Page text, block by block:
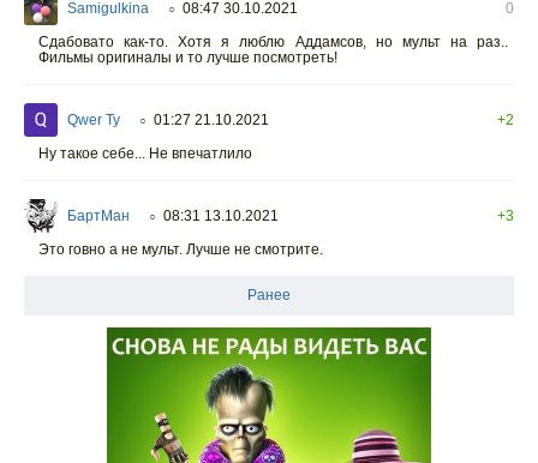
Samigulkina ○ 08:47 30.10.2021
0
Сдабовато как-то. Хотя я люблю Аддамсов, но мульт на раз..
Фильмы оригиналы и то лучше посмотреть!
Qwer Ty ○ 01:27 21.10.2021
+2
Ну такое себе... Не впечатлило
БартМан ○ 08:31 13.10.2021
+3
Это говно а не мульт. Лучше не смотрите.
Ранее